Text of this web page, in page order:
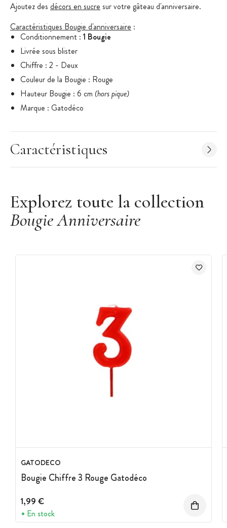
Ajoutez des décors en sucre sur votre gâteau d'anniversaire.
Caractéristiques Bougie d'anniversaire :
Conditionnement : 1 Bougie
Livrée sous blister
Chiffre : 2 - Deux
Couleur de la Bougie : Rouge
Hauteur Bougie : 6 cm (hors pique)
Marque : Gatodéco
Caractéristiques
Explorez toute la collection
Bougie Anniversaire
GATODECO
Bougie Chiffre 3 Rouge Gatodéco
1,99 €
En stock